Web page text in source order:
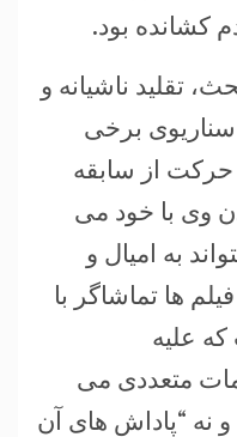
کشانده بود.
تقلید ناشیانه و
برخی
حرکت از سابقه
وی با خود می
به امیال و
ها تماشاگر با
علیه
متعددی می
نه “پاداش های آن